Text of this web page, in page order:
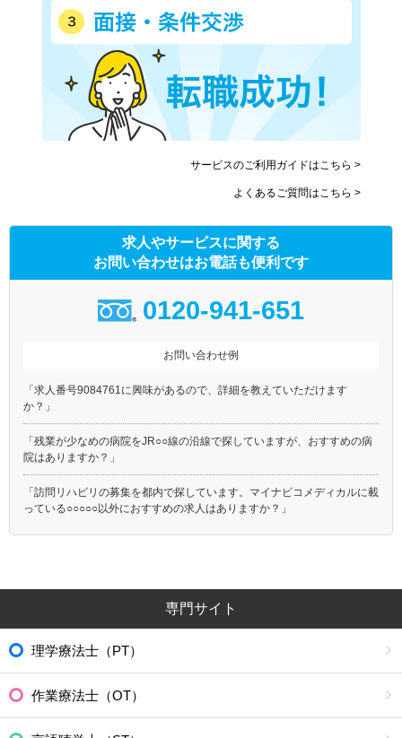
サービスのご利用ガイドはこちら >
よくあるご質問はこちら >
求人やサービスに関する
お問い合わせはお電話も便利です
0120-941-651
お問い合わせ例
「求人番号9084761に興味があるので、詳細を教えていただけます
か？」
「残業が少なめの病院をJR○○線の沿線で探していますが、おすすめの病
院はありますか？」
「訪問リハビリの募集を都内で探しています。マイナビコメディカルに載
っている○○○○○以外におすすめの求人はありますか？」
専門サイト
理学療法士（PT）
作業療法士（OT）